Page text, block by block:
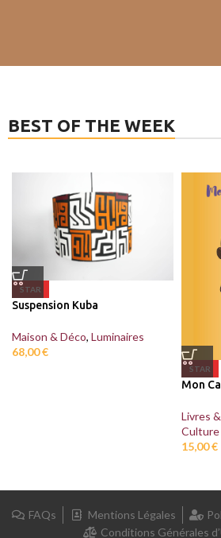
BEST OF THE WEEK
STAR
Suspension Kuba
Maison & Déco, Luminaires
68,00€
STAR
Mon
Livres
Culture
15,00€
FAQs Mentions Légales
Conditions Générales